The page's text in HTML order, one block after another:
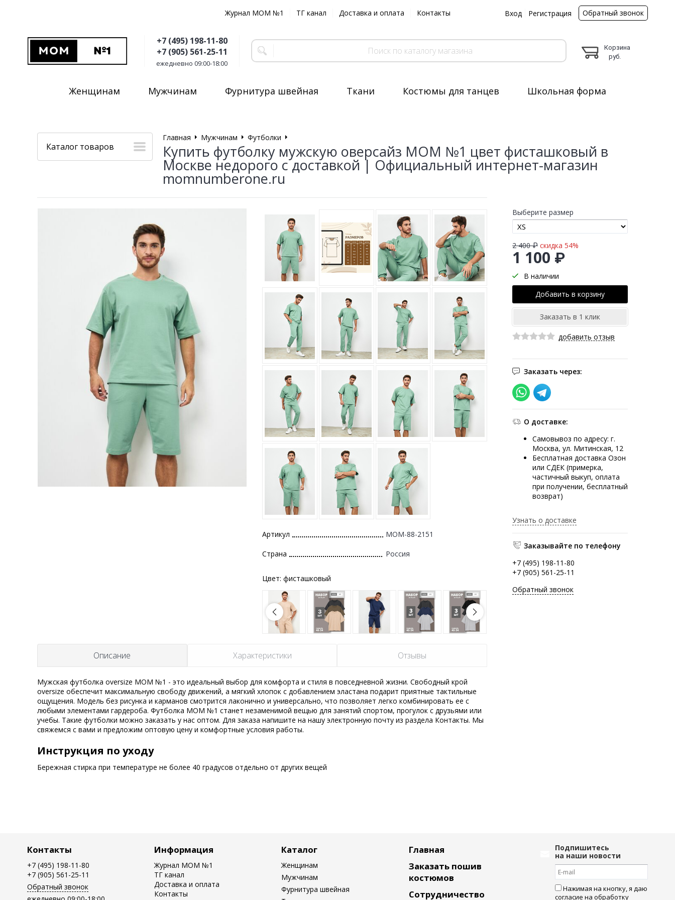
Журнал MOM №1 ТГ канал Доставка и оплата Контакты Вход Регистрация Обратный звонок
+7 (495) 198-11-80
+7 (905) 561-25-11
ежедневно 09:00-18:00
Корзина
руб.
Женщинам Мужчинам Фурнитура швейная Ткани Костюмы для танцев Школьная форма
Каталог товаров
Главная Мужчинам Футболки
Купить футболку мужскую оверсайз MOM №1 цвет фисташковый в
Москве недорого с доставкой | Официальный интернет-магазин
momnumberone.ru
Выберите размер
1 100 ₽
2 400 ₽ скидка 54%
В наличии
добавить отзыв
Заказать через:
О доставке:
Самовывоз по адресу: г.
Москва, ул. Митинская, 12
Бесплатная доставка Озон
или СДЕК (примерка,
частичный выкуп, оплата
при получении, бесплатный
возврат)
Узнать о доставке
Заказывайте по телефону
+7 (495) 198-11-80
+7 (905) 561-25-11
Обратный звонок
Артикул MOM-88-2151
Страна Россия
Цвет: фисташковый
Описание Характеристики Отзывы
Мужская футболка oversize MOM №1 - это идеальный выбор для комфорта и стиля в повседневной жизни. Свободный крой
oversize обеспечит максимальную свободу движений, а мягкий хлопок с добавлением эластана подарит приятные тактильные
ощущения. Модель без рисунка и карманов смотрится лаконично и универсально, что позволяет легко комбинировать ее с
любыми элементами гардероба. Футболка MOM №1 станет незаменимой вещью для занятий спортом, прогулок с друзьями или
учебы. Такие футболки можно заказать у нас оптом. Для заказа напишите на нашу электронную почту из раздела Контакты. Мы
свяжемся с вами и предложим оптовую цену и комфортные условия работы.
Инструкция по уходу
Бережная стирка при температуре не более 40 градусов отдельно от других вещей
Контакты
+7 (495) 198-11-80
+7 (905) 561-25-11
Обратный звонок
Информация
Журнал MOM №1
ТГ канал
Доставка и оплата
Контакты
Каталог
Женщинам
Мужчинам
Фурнитура швейная
Главная
Заказать пошив
костюмов
Сотрудничество
Подпишитесь
на наши новости
Нажимая на кнопку, я даю
согласие на обработку